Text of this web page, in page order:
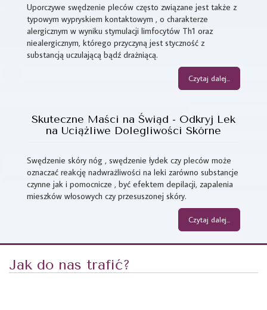
Uporczywe swędzenie pleców często związane jest także z
typowym wypryskiem kontaktowym , o charakterze
alergicznym w wyniku stymulacji limfocytów Th1 oraz
niealergicznym, którego przyczyną jest styczność z
substancją uczulającą bądź drażniącą.
Czytaj dalej...
Skuteczne Maści na Świąd - Odkryj Lek
na Uciążliwe Dolegliwości Skórne
Swędzenie skóry nóg , swędzenie łydek czy pleców może
oznaczać reakcję nadwrażliwości na leki zarówno substancje
czynne jak i pomocnicze , być efektem depilacji, zapalenia
mieszków włosowych czy przesuszonej skóry.
Czytaj dalej...
Jak do nas trafić?